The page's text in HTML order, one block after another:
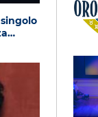
- Radio
Club